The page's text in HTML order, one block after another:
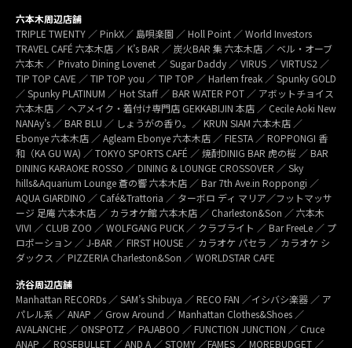
六本木周辺店舗
TRIPLE TWENTY ／ PinkX／ 島唄楽園 ／ Holl Point ／ World Investors
TRAVEL CAFÉ 六本木店 ／ K’s BAR ／ 炭火BAR 集 六本木店 ／ ベル・オーブ
六本木 ／ Privato Dining Lovenet ／ Sugar Daddy ／ VIRUS ／ VIRTUS2 ／
TIP TOP CAVE ／ TIP TOP you ／ TIP TOP ／ Harlem freak ／ Spunky GOLD
／ Spunky PLATINUM ／ Hot Staff ／ BAR WATER POT ／ アボットチョイス
六本木店 ／ ヘアメイク・着付け専門店 GEKKABIJIN 本店 ／ Cecile Aoki New
NANAy’s ／ BAR BLU ／ しょうがの香り。／ KRUN SIAM 六本木店 ／
Ebonye 六本木店 ／ Agleam Ebonye 六本木店 ／ FIESTA ／ ROPPONGI 香
和（KA GU WA) ／ TOKYO SPORTS CAFÉ ／ 焼酎DINIG BAR 虎の桜 ／ BAR
DINING KARAOKE ROSSO ／ DINING & LOUNGE CROSSOVER ／ Sky
hills&Aquarium Lounge 蒼の響 六本木店 ／ Bar 7th Ave.in Roppongi ／
AQUA GIARDINO ／ Café&Trattoria ／ ターボロ ディ マリア／フットマッサ
ージ 足庵 六本木店 ／ カラオケ館 六本木店 ／ Charleston&Son ／ 六本木
VIVI ／ CLUB ZOO ／ WOLFGANG PUCK ／ クラブライト ／ Bar FreeLe ／ プ
ロポーション ／ J-BAR ／ FIRST HOUSE ／ カラオケ パセラ ／ カラオケ シ
ダックス ／ PIZZERIA Charleston&Son ／ WORLDSTAR CAFE
渋谷周辺店舗
Manhattan RECORDs ／ SAM’s Shibuya ／ RECO FAN ／イシバシ楽器 ／ ア
パレル系 ／ ANAP ／ Grow Around ／ Manhattan Clothes&Shoes ／
AVALANCHE ／ ONSPOTZ ／ PAJABOO ／ FUNCTION JUNCTION ／ Cruce
ANAP ／ ROSEBULLET ／ AND A ／ STOMY ／FAMES ／ MOREBUDGET ／